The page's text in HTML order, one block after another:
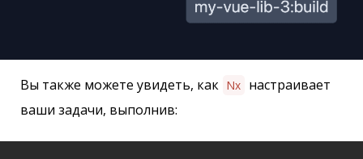
Вы также можете увидеть, как Nx настраивает
ваши задачи, выполнив: